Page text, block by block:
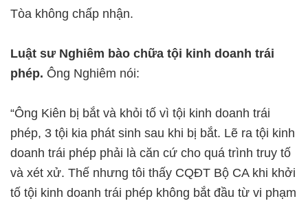
Tòa không chấp nhận.
Luật sư Nghiêm bào chữa tội kinh doanh trái
phép. Ông Nghiêm nói:
“Ông Kiên bị bắt và khỏi tố vì tội kinh doanh trái
phép, 3 tội kia phát sinh sau khi bị bắt. Lẽ ra tội kinh
doanh trái phép phải là căn cứ cho quá trình truy tố
và xét xử. Thế nhưng tôi thấy CQĐT Bộ CA khi khởi
tố tội kinh doanh trái phép không bắt đầu từ vi phạm